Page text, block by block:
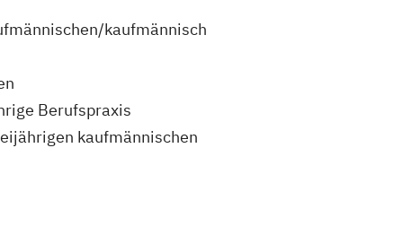
kaufmännisch
Berufspraxis
kaufmännischen